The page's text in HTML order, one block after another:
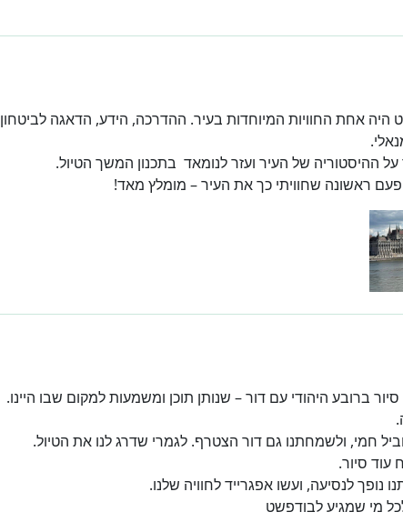
היה אחת החוויות המיוחדות בעיר. ההדרכה, הידע, הדאגה לביטחון
ההיסטוריה של העיר ועזר לנומאד בתכנון המשך הטיול.
ראשונה שחוויתי כך את העיר – מומלץ מאד!
ברובע היהודי עם דור – שנותן תוכן ומשמעות למקום שבו היינו.
חמי, ולשמחתנו גם דור הצטרף. לגמרי שדרג לנו את הטיול.
עוד סיור.
נופך לנסיעה, ועשו אפגרייד לחוויה שלנו.
מי שמגיע לבודפשט